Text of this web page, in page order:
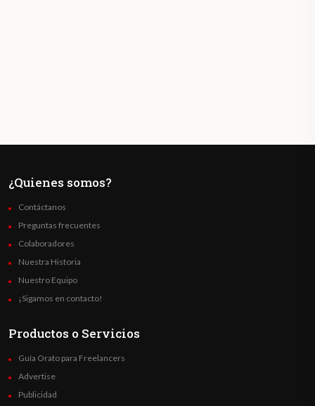
¿Quienes somos?
Contáctanos
Preguntas frecuentes
Colaboradores
Nuestra Historia
Nuestro Equipo
¡Sigamos en contacto!
Productos o Servicios
Guía Orato para Freelancers
Advertise
Publicidad